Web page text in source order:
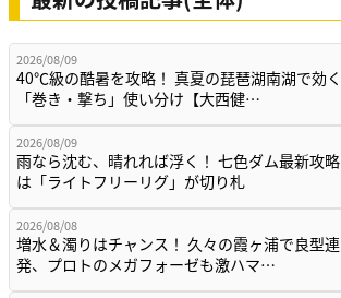
2026/08/09
40℃級の酷暑を攻略！ 真夏の琵琶湖南湖で効く
「巻き・撃ち」使い分け【大西健…
2026/08/09
雨なら沈む、晴れれば浮く！ 七色ダム最新攻略
は「ライトフリーリグ」が切り札
2026/08/08
増水＆濁りはチャンス！ 久々の霞ヶ浦で良型連
発、プロトのメガフォーゼも激ハマ…